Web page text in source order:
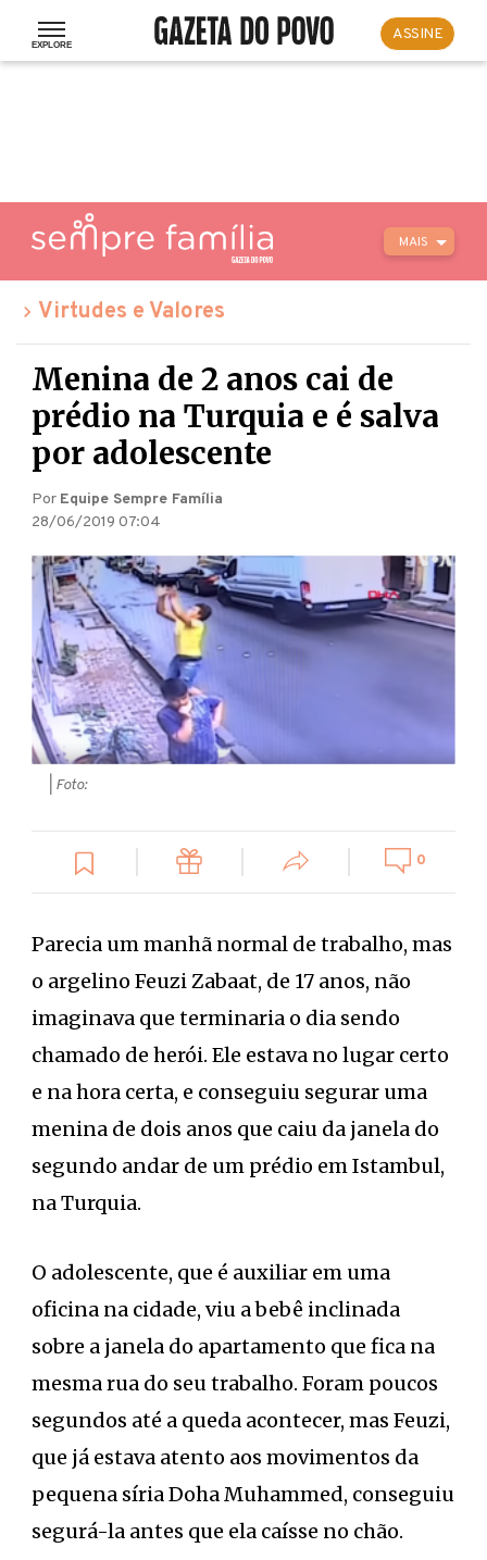
ASSINE
MAIS
Virtudes e Valores
Menina de 2 anos cai de
prédio na Turquia e é salva
por adolescente
Por Equipe Sempre Família
28/06/2019 07:04
| Foto:
0
Parecia um manhã normal de trabalho, mas
o argelino Feuzi Zabaat, de 17 anos, não
imaginava que terminaria o dia sendo
chamado de herói. Ele estava no lugar certo
e na hora certa, e conseguiu segurar uma
menina de dois anos que caiu da janela do
segundo andar de um prédio em Istambul,
na Turquia.
O adolescente, que é auxiliar em uma
oficina na cidade, viu a bebê inclinada
sobre a janela do apartamento que fica na
mesma rua do seu trabalho. Foram poucos
segundos até a queda acontecer, mas Feuzi,
que já estava atento aos movimentos da
pequena síria Doha Muhammed, conseguiu
segurá-la antes que ela caísse no chão.